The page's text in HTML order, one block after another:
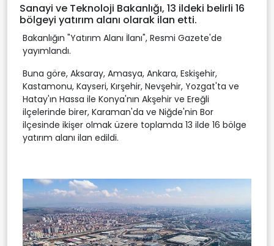
Sanayi ve Teknoloji Bakanlığı, 13 ildeki belirli 16
bölgeyi yatırım alanı olarak ilan etti.
Bakanlığın "Yatırım Alanı İlanı", Resmi Gazete'de
yayımlandı.
Buna göre, Aksaray, Amasya, Ankara, Eskişehir,
Kastamonu, Kayseri, Kırşehir, Nevşehir, Yozgat'ta ve
Hatay'ın Hassa ile Konya'nın Akşehir ve Ereğli
ilçelerinde birer, Karaman'da ve Niğde'nin Bor
ilçesinde ikişer olmak üzere toplamda 13 ilde 16 bölge
yatırım alanı ilan edildi.